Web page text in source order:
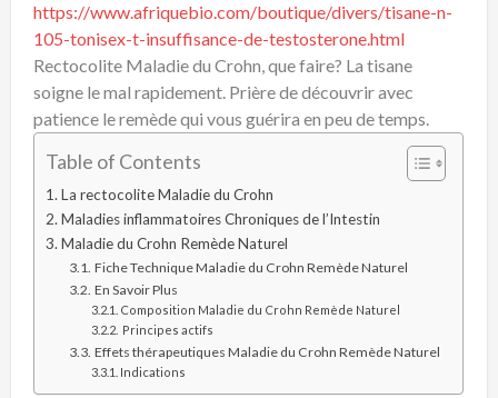
https://www.afriquebio.com/boutique/divers/tisane-n-
105-tonisex-t-insuffisance-de-testosterone.html
Rectocolite Maladie du Crohn, que faire? La tisane
soigne le mal rapidement. Prière de découvrir avec
patience le remède qui vous guérira en peu de temps.
Table of Contents
La rectocolite Maladie du Crohn
Maladies inflammatoires Chroniques de l’Intestin
Maladie du Crohn Remède Naturel
Fiche Technique Maladie du Crohn Remède Naturel
En Savoir Plus
Composition Maladie du Crohn Remède Naturel
Principes actifs
Effets thérapeutiques Maladie du Crohn Remède Naturel
Indications